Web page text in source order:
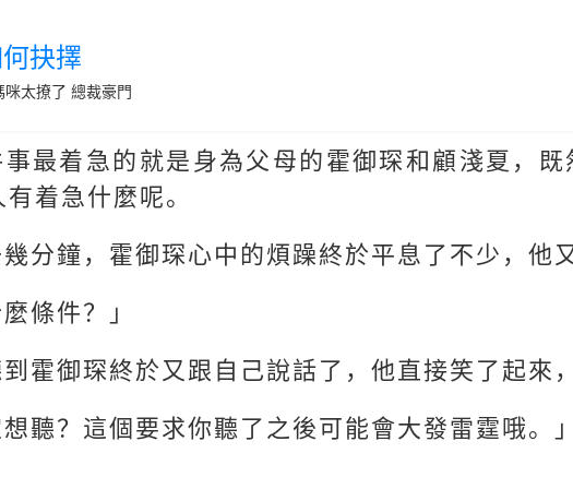
抉擇
咪太撩了 總裁豪門
事最着急的就是身為父母的霍御琛和顧淺夏，
着急什麼呢。
分鐘，霍御琛心中的煩躁終於平息了不少，他
條件？」
霍御琛終於又跟自己說話了，他直接笑了起來
想聽？這個要求你聽了之後可能會大發雷霆哦。」